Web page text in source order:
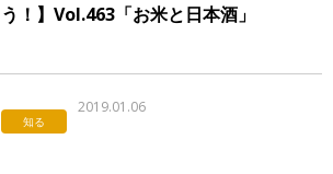
う！】Vol.463「お米と日本酒」
知る
2019.01.06